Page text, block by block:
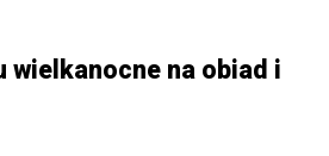
wielkanocne na obiad i